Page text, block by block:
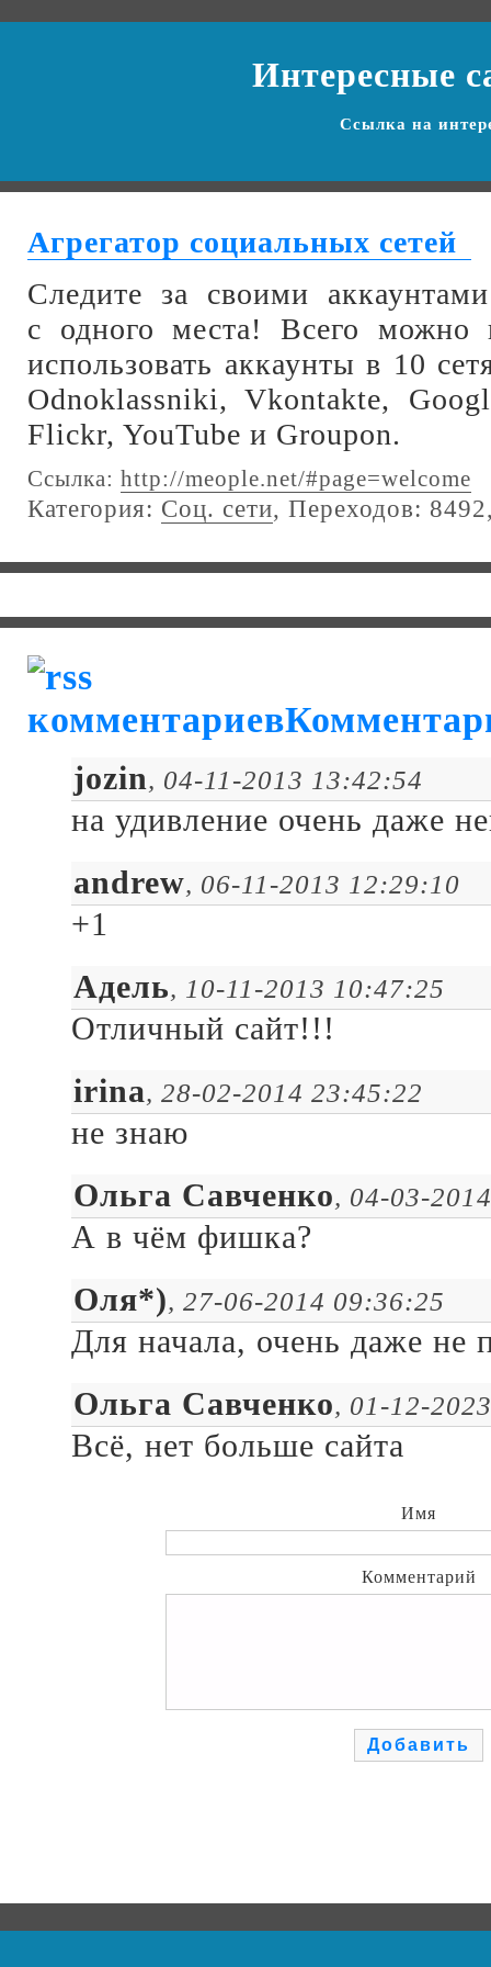
Интересные
Ссылка на
Агрегатор социальных сетей
Следите за своими
с одного места! Всего можно
использовать аккаунты в 10
Odnoklassniki, Vkontakte,
Flickr, YouTube и Groupon.
Ссылка: http://meople.net/#page=welcome
Категория: Соц. сети, Переходов:
jozin, 04-11-2013 13:42:54
на удивление очень даже
andrew, 06-11-2013 12:29:10
+1
Адель, 10-11-2013 10:47:25
Отличный сайт!!!
irina, 28-02-2014 23:45:22
не знаю
Ольга Савченко, 04-03-
А в чём фишка?
Оля*), 27-06-2014 09:36:25
Для начала, очень даже не
Ольга Савченко, 01-12-
Всё, нет больше сайта
Имя
Комментарий